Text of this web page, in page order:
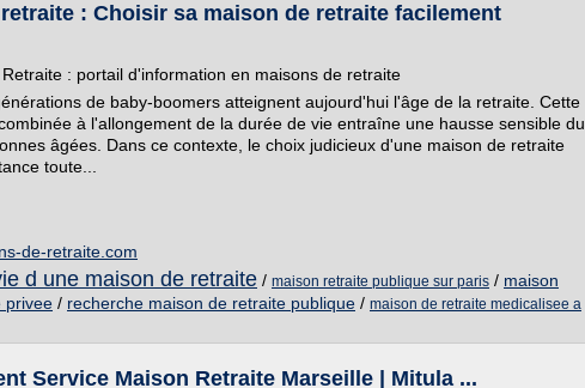
: Choisir sa maison de retraite facilement
: portail d'information en maisons de retraite
de baby-boomers atteignent aujourd'hui l'âge de la retraite. Cette
à l'allongement de la durée de vie entraîne une hausse sensible du
âgées. Dans ce contexte, le choix judicieux d'une maison de retraite
toute...
de-retraite.com
d une maison de retraite / maison retraite publique sur paris / maison
privee / recherche maison de retraite publique / maison de retraite medicalisee a
Service Maison Retraite Marseille | Mitula ...